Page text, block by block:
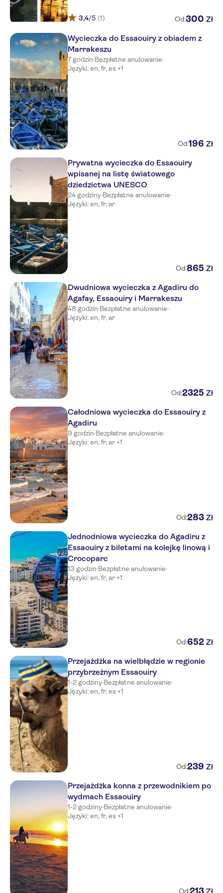
3,4/5 (1) Od:300 Zł
Wycieczka do Essaouiry z obiadem z
Marrakeszu
7 godzin·Bezpłatne anulowanie·
Języki: en, fr, es +1
Od:196 Zł
Prywatna wycieczka do Essaouiry
wpisanej na listę światowego
dziedzictwa UNESCO
24 godziny·Bezpłatne anulowanie·
Języki: en, fr, ar
Od:865 Zł
Dwudniowa wycieczka z Agadiru do
Agafay, Essaouiry i Marrakeszu
48 godzin·Bezpłatne anulowanie·
Języki: en, fr, ar
Od:2325 Zł
Całodniowa wycieczka do Essaouiry z
Agadiru
9 godzin·Bezpłatne anulowanie·
Języki: en, fr, ar +1
Od:283 Zł
Jednodniowa wycieczka do Agadiru z
Essaouiry z biletami na kolejkę linową i
Crocoparc
13 godzin·Bezpłatne anulowanie·
Języki: en, fr, ar +1
Od:652 Zł
Przejażdżka na wielbłądzie w regionie
przybrzeżnym Essaouiry
1-2 godziny·Bezpłatne anulowanie·
Języki: en, fr, es +1
Od:239 Zł
Przejażdżka konna z przewodnikiem po
wydmach Essaouiry
1-2 godziny·Bezpłatne anulowanie·
Języki: en, fr, es +1
Od:213